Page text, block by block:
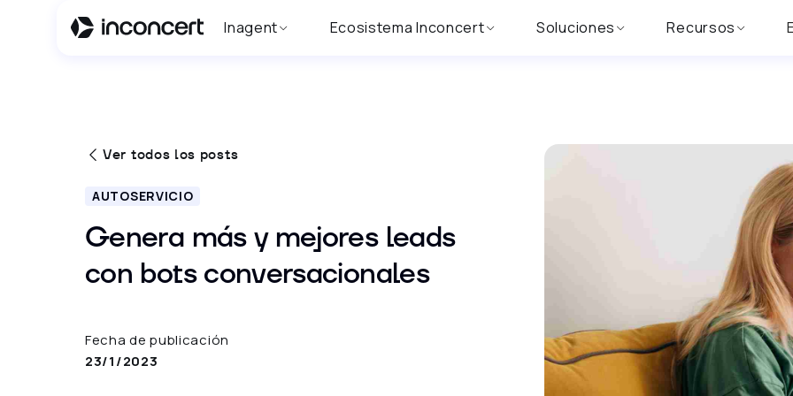
Inagent Ecosistema Inconcert Soluciones Recursos
Ver todos los posts
AUTOSERVICIO
Genera más y mejores leads
con bots conversacionales
Fecha de publicación
23/1/2023